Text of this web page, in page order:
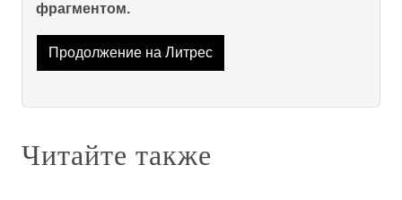
фрагментом.
Продолжение на Литрес
Читайте также